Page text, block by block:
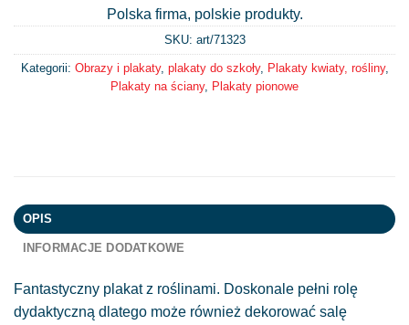
Polska firma, polskie produkty.
SKU: art/71323
Kategorii: Obrazy i plakaty, plakaty do szkoły, Plakaty kwiaty, rośliny,
Plakaty na ściany, Plakaty pionowe
OPIS
INFORMACJE DODATKOWE
Fantastyczny plakat z roślinami. Doskonale pełni rolę
dydaktyczną dlatego może również dekorować salę